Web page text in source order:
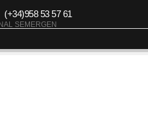
(+34)958 53 57 61
SEMERGEN